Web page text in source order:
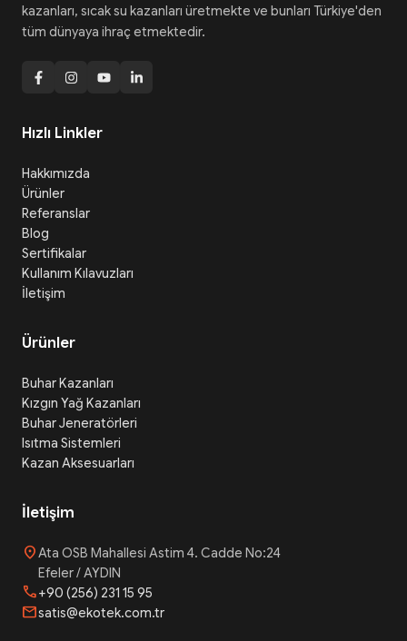
kazanları, sıcak su kazanları üretmekte ve bunları Türkiye'den
tüm dünyaya ihraç etmektedir.
Hızlı Linkler
Hakkımızda
Ürünler
Referanslar
Blog
Sertifikalar
Kullanım Kılavuzları
İletişim
Ürünler
Buhar Kazanları
Kızgın Yağ Kazanları
Buhar Jeneratörleri
Isıtma Sistemleri
Kazan Aksesuarları
İletişim
location_onAta OSB Mahallesi Astim 4. Cadde No:24
Efeler / AYDIN
phone+90 (256) 231 15 95
mailsatis@ekotek.com.tr